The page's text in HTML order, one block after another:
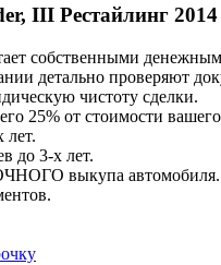
III Рестайлинг
собственными
детально проверяют
чистоту сделки.
25% от стоимости
лет.
до 3-х лет.
выкупа автомобиля.